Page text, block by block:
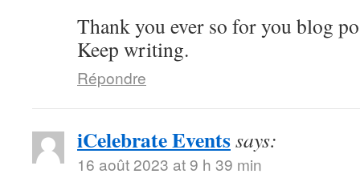
Thank you ever so for you blog
Keep writing.
Répondre
iCelebrate Eventssays:
16 août 2023 at 9 h 39 min